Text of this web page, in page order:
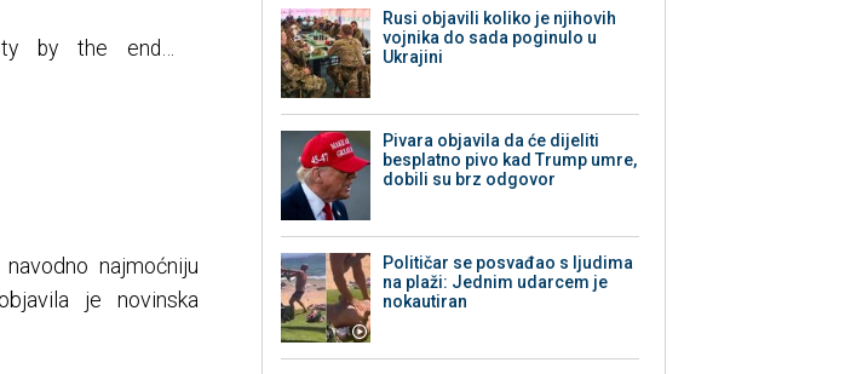
by the end…
najmoćniju
je novinska
Rusi objavili koliko je njihovih
vojnika do sada poginulo u
Ukrajini
Pivara objavila da će dijeliti
besplatno pivo kad Trump umre,
dobili su brz odgovor
Političar se posvađao s ljudima
na plaži: Jednim udarcem je
nokautiran